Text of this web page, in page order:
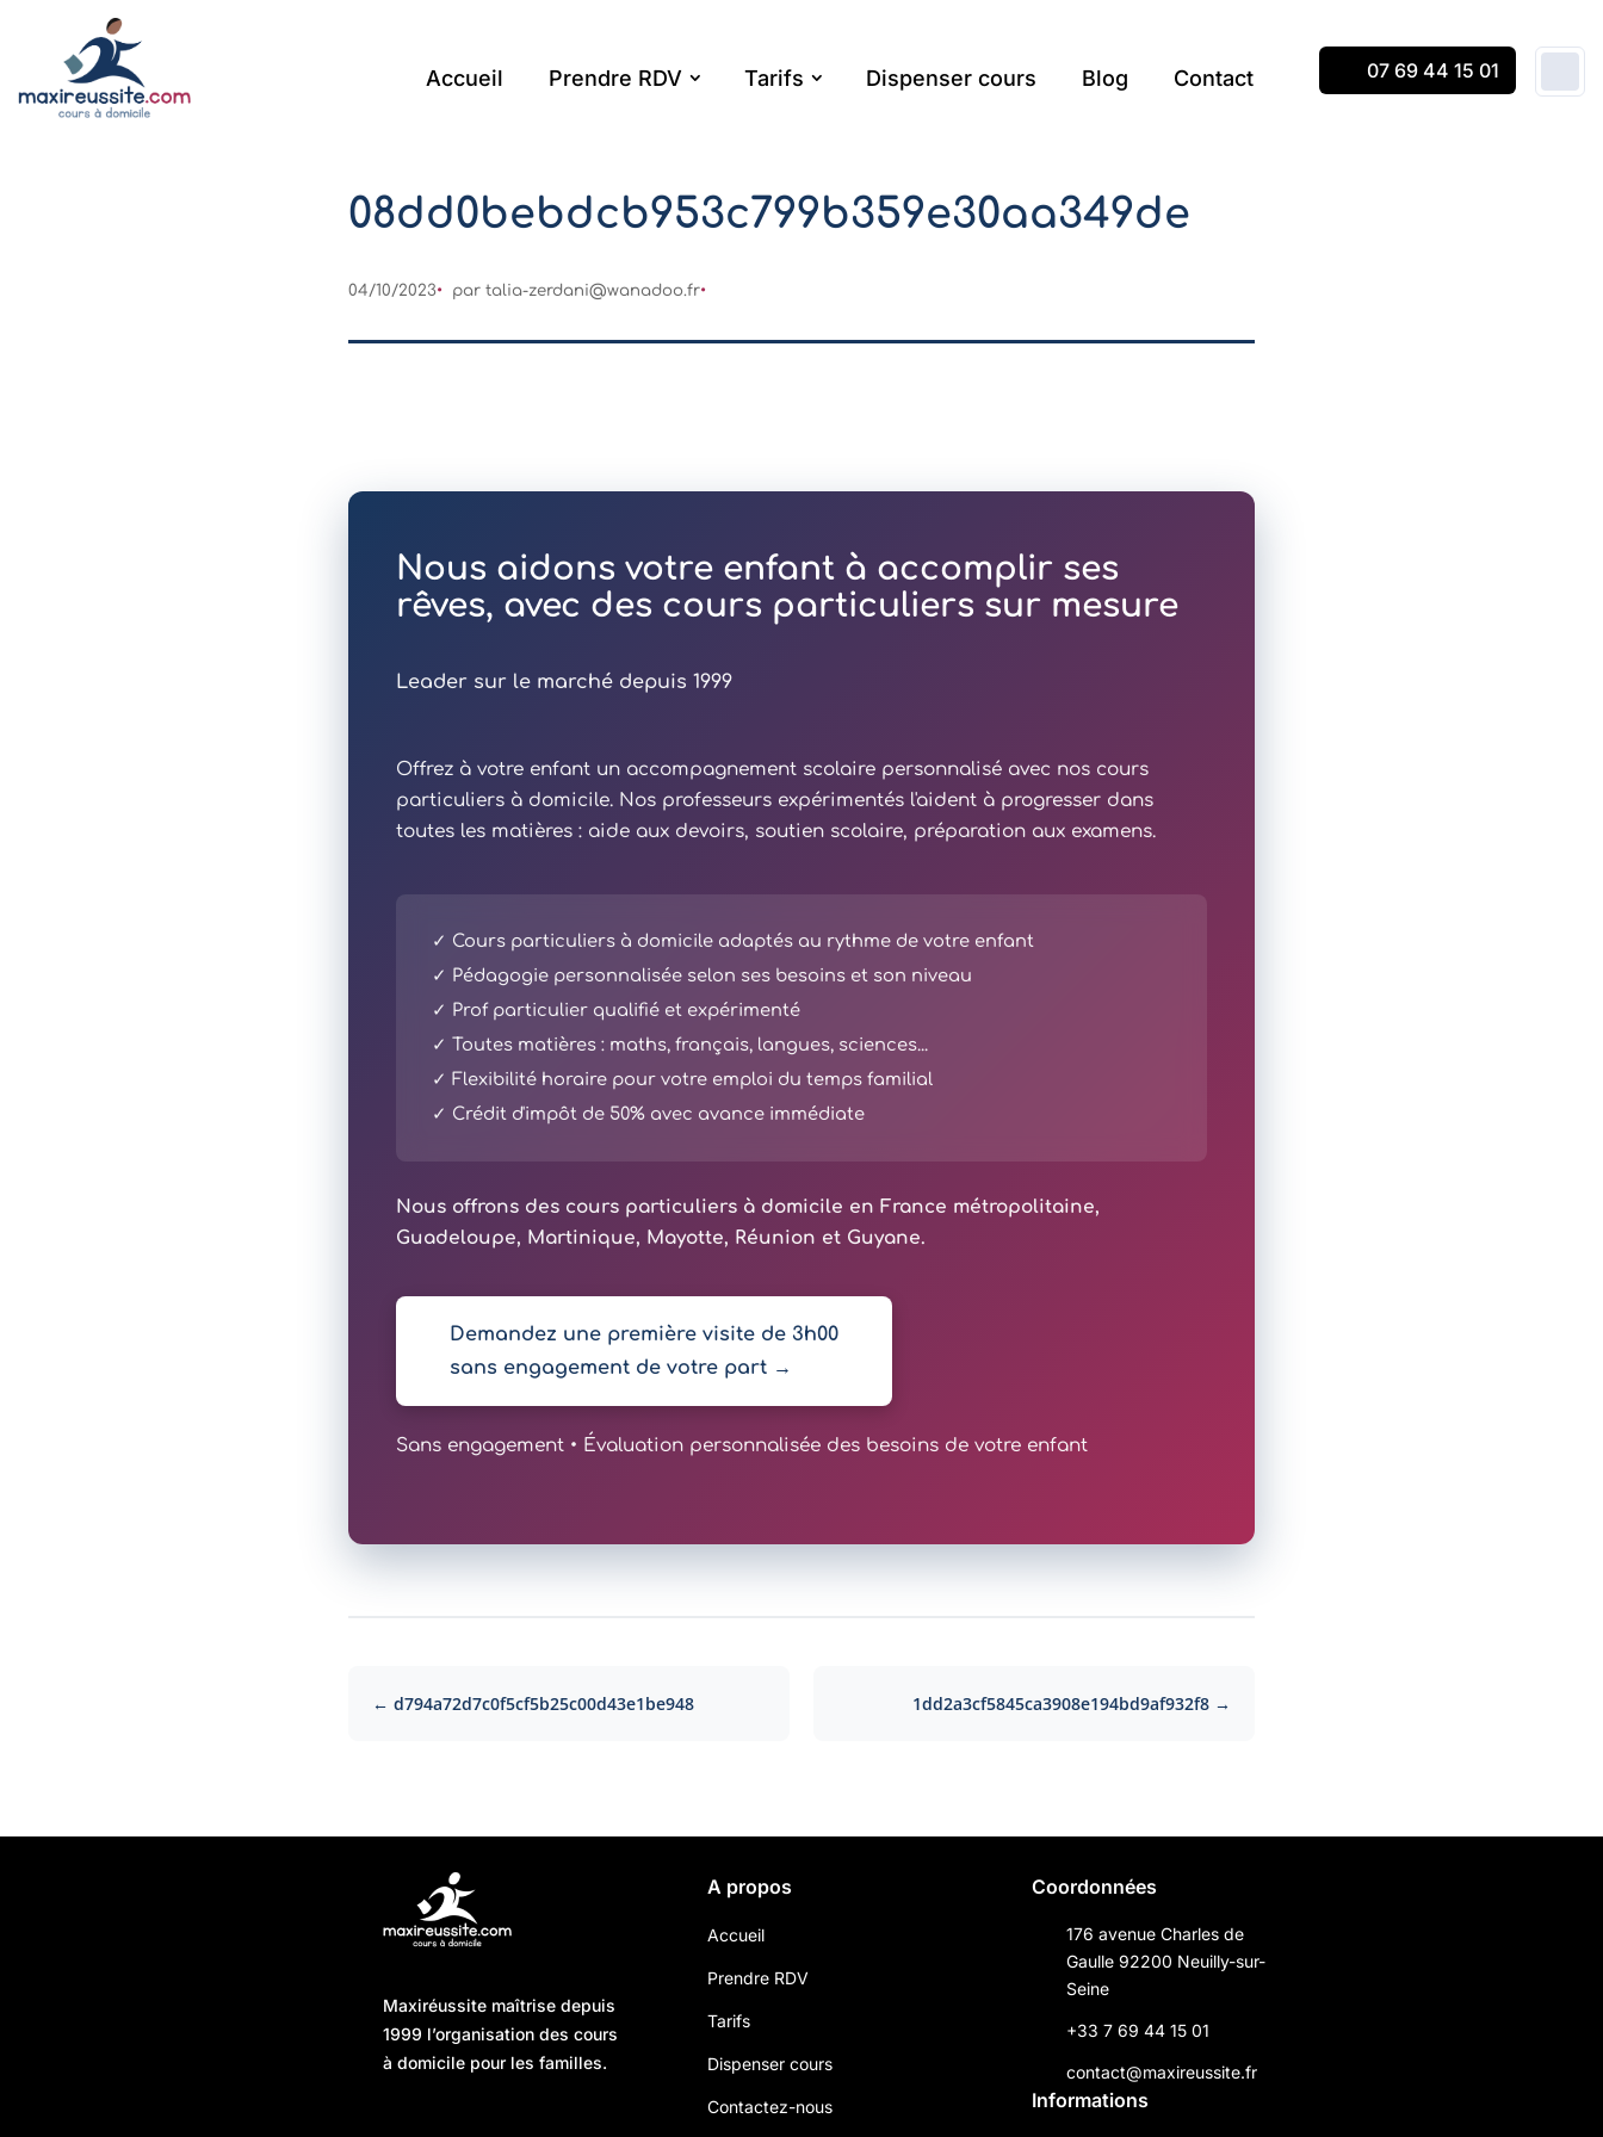
Accueil Prendre RDV Tarifs Dispenser cours Blog Contact 07 69 44 15 01
08dd0bebdcb953c799b359e30aa349de
04/10/2023 par talia-zerdani@wanadoo.fr
Nous aidons votre enfant à accomplir ses
rêves, avec des cours particuliers sur mesure
Leader sur le marché depuis 1999
Offrez à votre enfant un accompagnement scolaire personnalisé avec nos cours
particuliers à domicile. Nos professeurs expérimentés l'aident à progresser dans
toutes les matières : aide aux devoirs, soutien scolaire, préparation aux examens.
✓ Cours particuliers à domicile adaptés au rythme de votre enfant
✓ Pédagogie personnalisée selon ses besoins et son niveau
✓ Prof particulier qualifié et expérimenté
✓ Toutes matières : maths, français, langues, sciences...
✓ Flexibilité horaire pour votre emploi du temps familial
✓ Crédit d'impôt de 50% avec avance immédiate
Nous offrons des cours particuliers à domicile en France métropolitaine,
Guadeloupe, Martinique, Mayotte, Réunion et Guyane.
Demandez une première visite de 3h00
sans engagement de votre part →
Sans engagement • Évaluation personnalisée des besoins de votre enfant
← d794a72d7c0f5cf5b25c00d43e1be948 1dd2a3cf5845ca3908e194bd9af932f8 →
Maxiréussite maîtrise depuis
1999 l’organisation des cours
à domicile pour les familles.
A propos
Accueil
Prendre RDV
Tarifs
Dispenser cours
Contactez-nous
Coordonnées
176 avenue Charles de
Gaulle 92200 Neuilly-sur-
Seine
+33 7 69 44 15 01
contact@maxireussite.fr
Informations